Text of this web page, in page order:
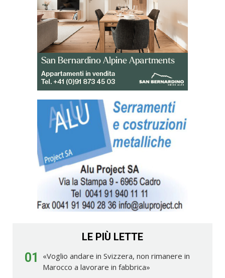
LE PIÙ LETTE
01
«Voglio andare in Svizzera, non rimanere in
Marocco a lavorare in fabbrica»